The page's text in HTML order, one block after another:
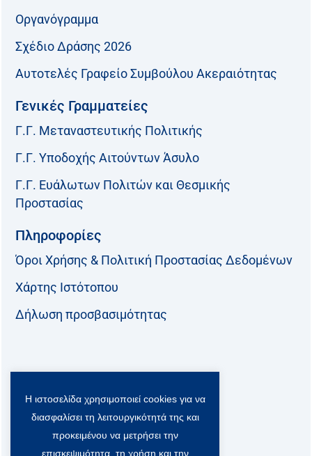
Οργανόγραμμα
Σχέδιο Δράσης 2026
Αυτοτελές Γραφείο Συμβούλου Ακεραιότητας
Γενικές Γραμματείες
Γ.Γ. Μεταναστευτικής Πολιτικής
Γ.Γ. Υποδοχής Αιτούντων Άσυλο
Γ.Γ. Ευάλωτων Πολιτών και Θεσμικής
Προστασίας
Πληροφορίες
Όροι Χρήσης & Πολιτική Προστασίας Δεδομένων
Χάρτης Ιστότοπου
Δήλωση προσβασιμότητας
F
a
T
w
i
t
L
i
n
k
Y
o
u
t
Viber Community:
Η ιστοσελίδα χρησιμοποιεί cookies για να
διασφαλίσει τη λειτουργικότητά της και
προκειμένου να μετρήσει την
επισκεψιμότητα, τη χρήση και την